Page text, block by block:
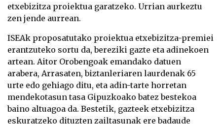
etxebizitza proiektua garatzeko. Urrian aurkeztu
zen jende aurrean.
ISEAk proposatutako proiektua etxebizitza-premiei
erantzuteko sortu da, bereziki gazte eta adinekoen
artean. Aitor Orobengoak emandako datuen
arabera, Arrasaten, biztanleriaren laurdenak 65
urte edo gehiago ditu, eta adin-tarte horretan
mendekotasun tasa Gipuzkoako batez bestekoa
baino altuagoa da. Bestetik, gazteek etxebizitza
eskuratzeko dituzten zailtasunak ere badaude